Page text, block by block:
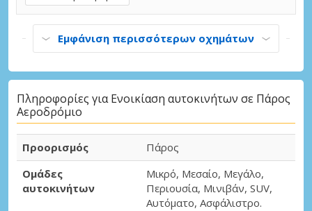
Εμφάνιση περισσότερων οχημάτων
Πληροφορίες για Ενοικίαση αυτοκινήτων σε Πάρος
Αεροδρόμιο
Προορισμός
Πάρος
Ομάδες
αυτοκινήτων
Μικρό, Μεσαίο, Μεγάλο,
Περιουσία, Μινιβάν, SUV,
Αυτόματο, Ασφάλιστρο.